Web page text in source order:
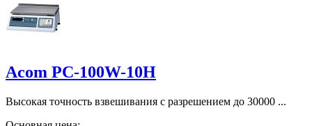
Acom PC-100W-10H
Высокая точность взвешивания с разрешением до 30000 ...